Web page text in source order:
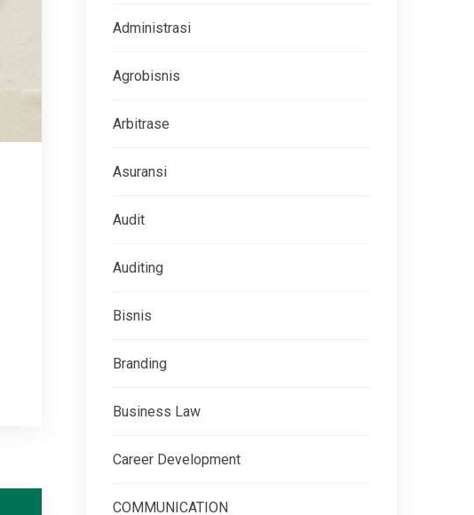
Administrasi
Agrobisnis
Arbitrase
Asuransi
Audit
Auditing
Bisnis
Branding
Business Law
Career Development
COMMUNICATION